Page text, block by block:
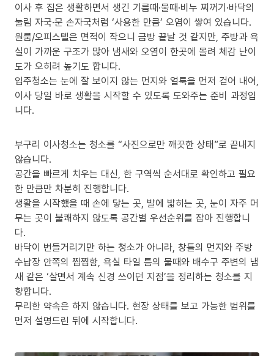
이사 후 집은 생활하면서 생긴 기름때·물때·비누 찌꺼기·바닥의
눌림 자국·문 손자국처럼 ‘사용한 만큼’ 오염이 쌓여 있습니다.
원룸/오피스텔은 면적이 작으니 금방 끝날 것 같지만, 주방과 욕
실이 가까운 구조가 많아 냄새와 오염이 한곳에 몰려 체감 난이
도가 오히려 높기도 합니다.
입주청소는 눈에 잘 보이지 않는 먼지와 얼룩을 먼저 걷어 내어,
이사 당일 바로 생활을 시작할 수 있도록 도와주는 준비 과정입
니다.
부구리 이사청소는 청소를 “사진으로만 깨끗한 상태”로 끝내지
않습니다.
공간을 빠르게 치우는 대신, 한 구역씩 순서대로 확인하고 필요
한 만큼만 차분히 진행합니다.
생활을 시작했을 때 손에 닿는 곳, 발에 밟히는 곳, 눈이 자주 머
무는 곳이 불쾌하지 않도록 공간별 우선순위를 잡아 진행합니
다.
바닥이 번들거리기만 하는 청소가 아니라, 창틀의 먼지와 주방
수납장 안쪽의 찝찝함, 욕실 타일 틈의 물때와 배수구 주변의 냄
새 같은 ‘살면서 계속 신경 쓰이던 지점’을 정리하는 청소를 지
향합니다.
무리한 약속은 하지 않습니다. 현장 상태를 보고 가능한 범위를
먼저 설명드린 뒤에 시작합니다.